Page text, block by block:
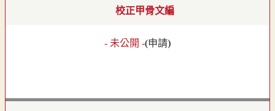
校正甲骨文編
- 未公開 -(申請)